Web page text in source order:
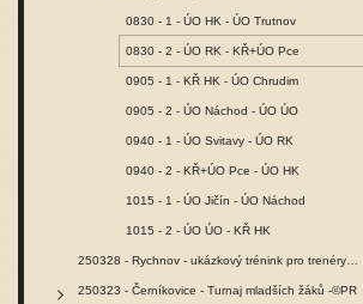
0830 - 1 - ÚO HK - ÚO Trutnov
0830 - 2 - ÚO RK - KŘ+ÚO Pce
0905 - 1 - KŘ HK - ÚO Chrudim
0905 - 2 - ÚO Náchod - ÚO ÚO
0940 - 1 - ÚO Svitavy - ÚO RK
0940 - 2 - KŘ+ÚO Pce - ÚO HK
1015 - 1 - ÚO Jičín - ÚO Náchod
1015 - 2 - ÚO ÚO - KŘ HK
250328 - Rychnov - ukázkový trénink pro trenéry…
250323 - Černíkovice - Turnaj mladších žáků -©PR